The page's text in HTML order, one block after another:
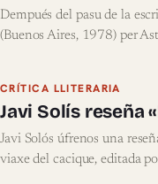
Dempués del pasu de la
(Buenos Aires, 1978) per
CRÍTICA LLITERARIA
Javi Solís reseña
Javi Solós úfrenos una
viaxe del cacique, editada